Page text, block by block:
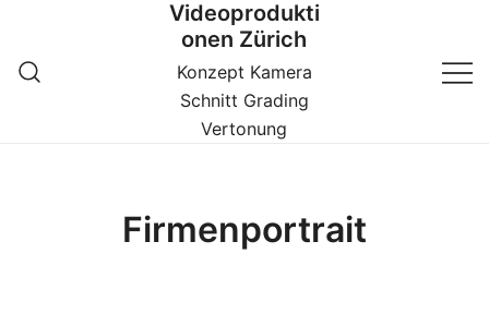
springen
Videoprodukti
onen Zürich
Konzept Kamera
Schnitt Grading
Vertonung
Firmenportrait